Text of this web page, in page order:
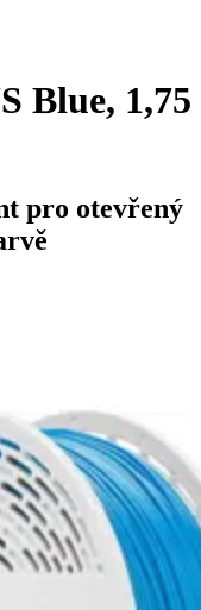
Blue, 1,75
pro otevřený